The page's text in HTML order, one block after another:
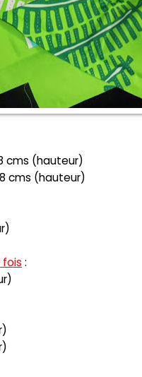
cms (hauteur)
cms (hauteur)
)
fois :
)
)
)